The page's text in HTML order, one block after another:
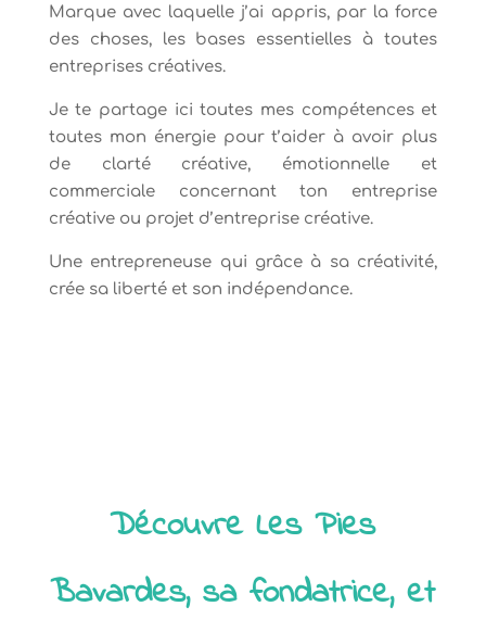
Marque avec laquelle j’ai appris, par la force
des choses, les bases essentielles à toutes
entreprises créatives.
Je te partage ici toutes mes compétences et
toutes mon énergie pour t’aider à avoir plus
de clarté créative, émotionnelle et
commerciale concernant ton entreprise
créative ou projet d’entreprise créative.
Une entrepreneuse qui grâce à sa créativité,
crée sa liberté et son indépendance.
Découvre Les Pies
Bavardes, sa fondatrice, et